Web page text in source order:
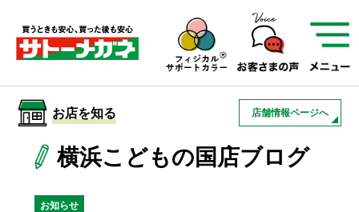
サトーメガネを知る
サトーメガネについて
01 サトーメガネの遠近
検査・フィッティング
03 アフターサービス
お店を知る
お店を知る 店舗情報ページへ
横浜こどもの国店ブログ
お知らせ